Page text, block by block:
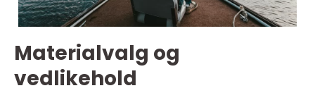
Materialvalg og
vedlikehold